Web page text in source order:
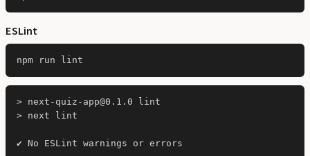
ESLint
> next-quiz-app@0.1.0 lint
> next lint